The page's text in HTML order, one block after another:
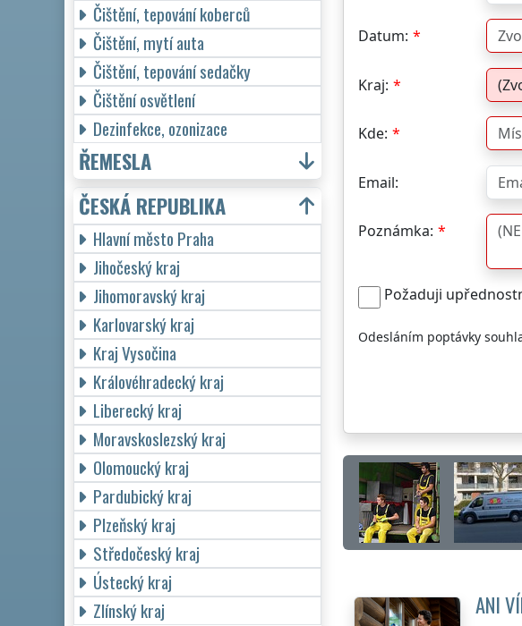
Datum:
Kraj:
Kde:
Email:
Poznámka:
Požaduji
Odesláním poptávky
ANI
Čištění, tepování koberců
Čištění, mytí auta
Čištění, tepování sedačky
Čištění osvětlení
Dezinfekce, ozonizace
ŘEMESLA
ČESKÁ REPUBLIKA
Hlavní město Praha
Jihočeský kraj
Jihomoravský kraj
Karlovarský kraj
Kraj Vysočina
Královéhradecký kraj
Liberecký kraj
Moravskoslezský kraj
Olomoucký kraj
Pardubický kraj
Plzeňský kraj
Středočeský kraj
Ústecký kraj
Zlínský kraj